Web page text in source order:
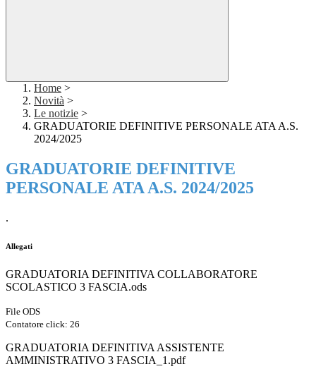
Home >
Novità >
Le notizie >
GRADUATORIE DEFINITIVE PERSONALE ATA A.S.
2024/2025
GRADUATORIE DEFINITIVE
PERSONALE ATA A.S. 2024/2025
.
Allegati
GRADUATORIA DEFINITIVA COLLABORATORE
SCOLASTICO 3 FASCIA.ods
File ODS
Contatore click: 26
GRADUATORIA DEFINITIVA ASSISTENTE
AMMINISTRATIVO 3 FASCIA_1.pdf